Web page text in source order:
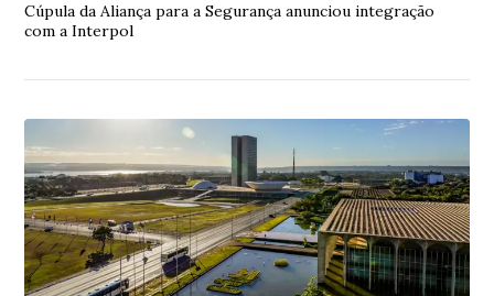
Cúpula da Aliança para a Segurança anunciou integração
com a Interpol